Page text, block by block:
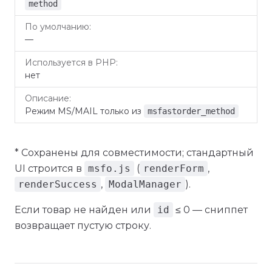
method
—
нет
Режим MS/MAIL только из msfastorder_method
* Сохранены для совместимости; стандартный
UI строится в msfo.js ( renderForm ,
renderSuccess , ModalManager ).
Если товар не найден или id ≤ 0 — сниппет
возвращает пустую строку.